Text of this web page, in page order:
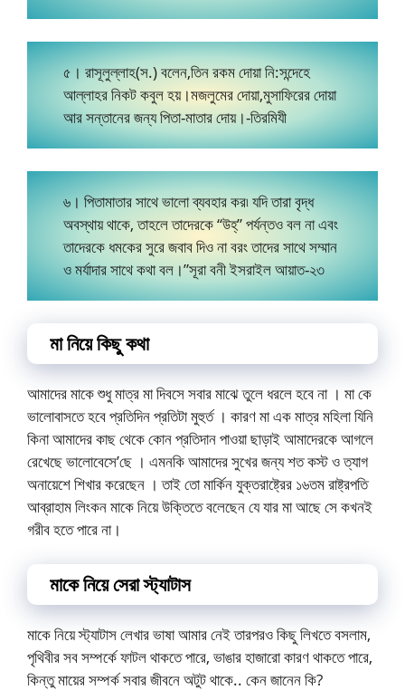
৫। রাসূলুল্লাহ(স.) বলেন,তিন রকম দোয়া নি:সন্দেহে
আল্লাহর নিকট কবুল হয়।মজলুমের দোয়া,মুসাফিরের দোয়া
আর সন্তানের জন্য পিতা-মাতার দোয়।-তিরমিযী
৬। পিতামাতার সাথে ভালো ব্যবহার কর৷ যদি তারা বৃদ্ধ
অবস্থায় থাকে, তাহলে তাদেরকে “উহ্‌” পর্যন্তও বল না এবং
তাদেরকে ধমকের সুরে জবাব দিও না বরং তাদের সাথে সম্মান
ও মর্যাদার সাথে কথা বল।”সূরা বনী ইসরাইল আয়াত-২৩
মা নিয়ে কিছু কথা
আমাদের মাকে শুধু মাত্র মা দিবসে সবার মাঝে তুলে ধরলে হবে না । মা কে
ভালোবাসতে হবে প্রতিদিন প্রতিটা মুহুর্ত । কারণ মা এক মাত্র মহিলা যিনি
কিনা আমাদের কাছ থেকে কোন প্রতিদান পাওয়া ছাড়াই আমাদেরকে আগলে
রেখেছে ভালোবেসে’ছে । এমনকি আমাদের সুখের জন্য শত কস্ট ও ত্যাগ
অনায়েশে শিখার করেছেন । তাই তো মার্কিন যুক্তরাষ্ট্রের ১৬তম রাষ্ট্রপতি
আব্রাহাম লিংকন মাকে নিয়ে উক্তিতে বলেছেন যে যার মা আছে সে কখনই
গরীব হতে পারে না।
মাকে নিয়ে সেরা স্ট্যাটাস
মাকে নিয়ে স্ট্যাটাস লেখার ভাষা আমার নেই তারপরও কিছু লিখতে বসলাম,
পৃথিবীর সব সম্পর্কে ফাটল থাকতে পারে, ভাঙার হাজারো কারণ থাকতে পারে,
কিন্তু মায়ের সম্পর্ক সবার জীবনে অটুট থাকে.. কেন জানেন কি?